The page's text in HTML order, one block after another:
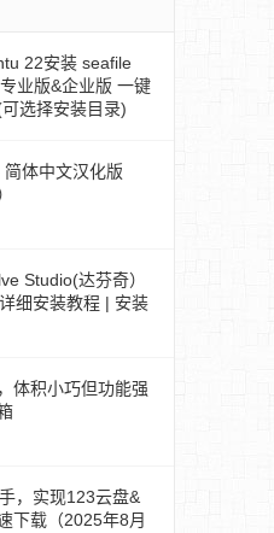
22安装 seafile
业版&企业版 一键
选择安装目录)
体中文汉化版
Studio(达芬奇）
细安装教程 | 安装
体积小巧但功能强
，实现123云盘&
下载（2025年8月